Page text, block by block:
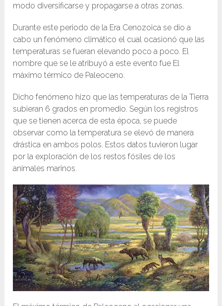
modo diversificarse y propagarse a otras zonas.
Durante este periodo de la Era Cenozoica se dio a
cabo un fenómeno climático el cual ocasionó que las
temperaturas se fueran elevando poco a poco. El
nombre que se le atribuyó a este evento fue El
máximo térmico de Paleoceno.
Dicho fenómeno hizo que las temperaturas de la Tierra
subieran 6 grados en promedio. Según los registros
que se tienen acerca de esta época, se puede
observar como la temperatura se elevó de manera
drástica en ambos polos. Estos datos tuvieron lugar
por la exploración de los restos fósiles de los
animales marinos.